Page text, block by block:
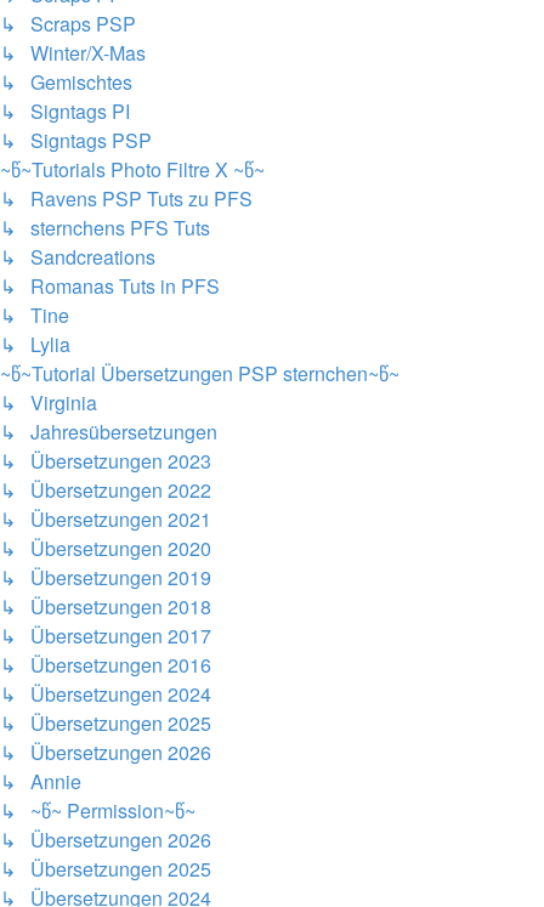
↳ Scraps PSP
↳ Winter/X-Mas
↳ Gemischtes
↳ Signtags PI
↳ Signtags PSP
~წ~Tutorials Photo Filtre X ~წ~
↳ Ravens PSP Tuts zu PFS
↳ sternchens PFS Tuts
↳ Sandcreations
↳ Romanas Tuts in PFS
↳ Tine
↳ Lylia
~წ~Tutorial Übersetzungen PSP sternchen~წ~
↳ Virginia
↳ Jahresübersetzungen
↳ Übersetzungen 2023
↳ Übersetzungen 2022
↳ Übersetzungen 2021
↳ Übersetzungen 2020
↳ Übersetzungen 2019
↳ Übersetzungen 2018
↳ Übersetzungen 2017
↳ Übersetzungen 2016
↳ Übersetzungen 2024
↳ Übersetzungen 2025
↳ Übersetzungen 2026
↳ Annie
↳ ~წ~ Permission~წ~
↳ Übersetzungen 2026
↳ Übersetzungen 2025
↳ Übersetzungen 2024